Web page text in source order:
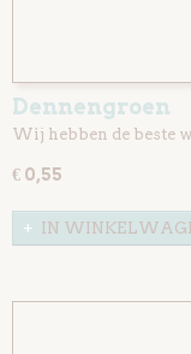
Dennengroen
Wij hebben de beste
€ 0,55
IN